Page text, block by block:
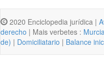
2020 Enciclopedia jurídica |
derecho | Mais verbetes :
de) | Domiciliatario | Balance